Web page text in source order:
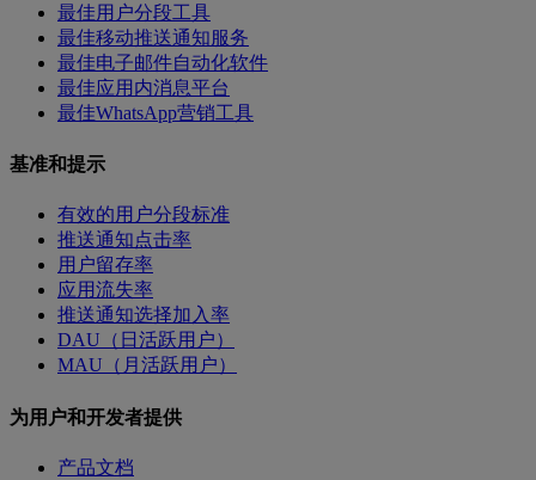
最佳用户分段工具
最佳移动推送通知服务
最佳电子邮件自动化软件
最佳应用内消息平台
最佳WhatsApp营销工具
基准和提示
有效的用户分段标准
推送通知点击率
用户留存率
应用流失率
推送通知选择加入率
DAU（日活跃用户）
MAU（月活跃用户）
为用户和开发者提供
产品文档